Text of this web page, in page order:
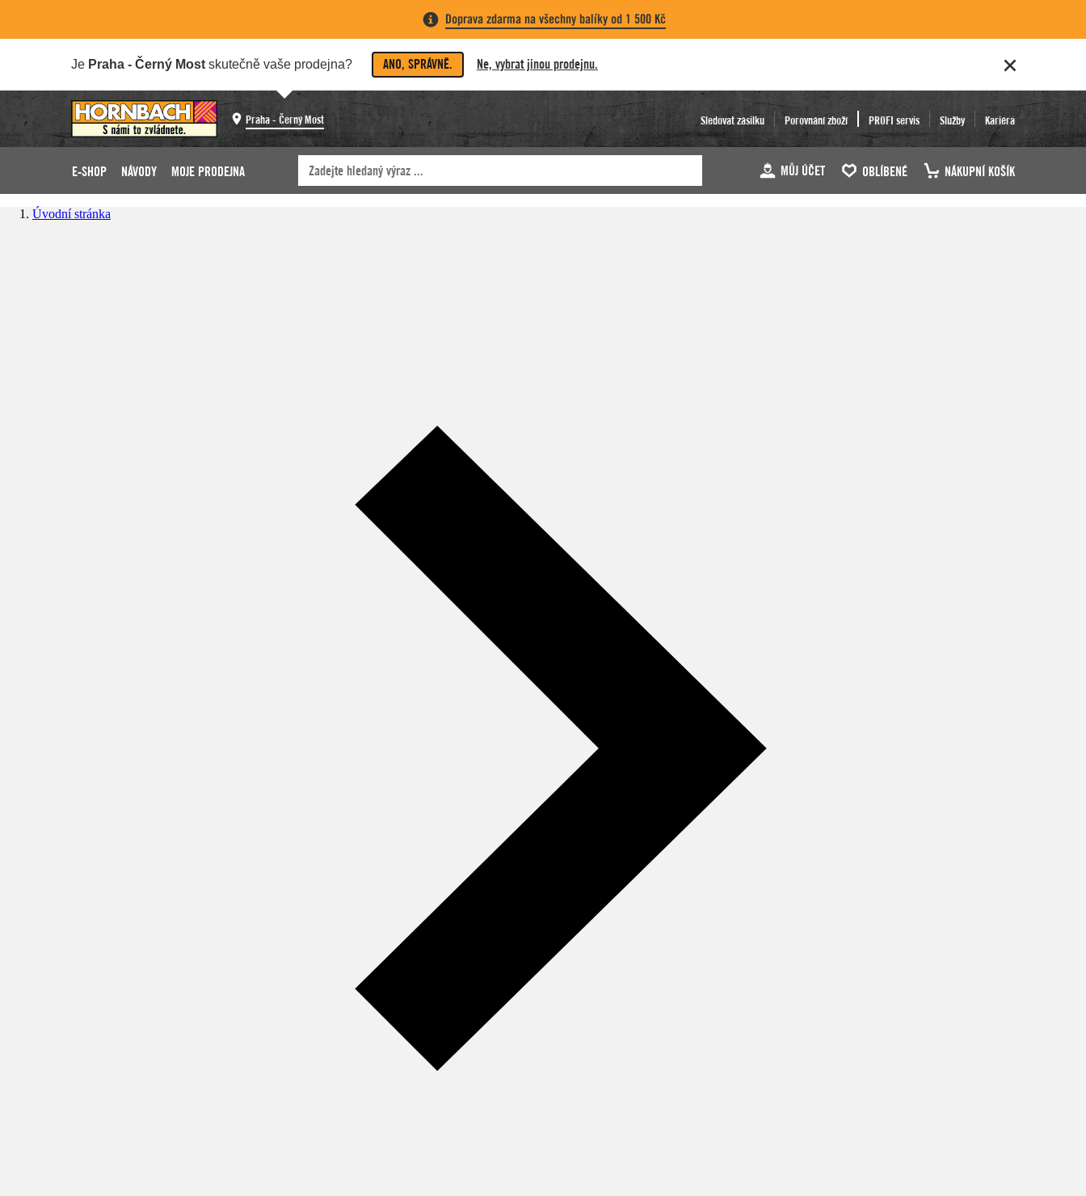
Doprava zdarma na všechny balíky od 1 500 Kč
Je Praha - Černý Most skutečně vaše prodejna? ANO, SPRÁVNĚ. Ne, vybrat jinou prodejnu.
Praha - Černý Most Sledovat zásilku Porovnání zboží PROFI servis Služby Kariéra
E-SHOP NÁVODY MOJE PRODEJNA MŮJ ÚČET OBLÍBENÉ NÁKUPNÍ KOŠÍK
Úvodní stránka